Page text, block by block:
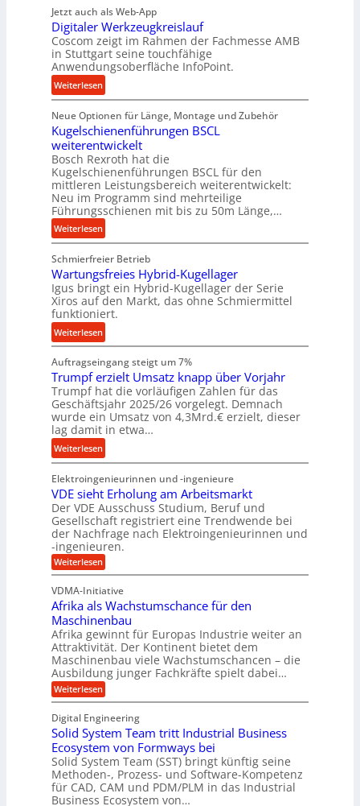
e
t
r
i
e
b
f
ü
r
r
a
u
e
U
m
g
e
b
u
n
g
n
Jetzt auch als Web-App
Digitaler Werkzeugkreislauf
Coscom zeigt im Rahmen der Fachmesse AMB
in Stuttgart seine touchfähige
Anwendungsoberfläche InfoPoint.
Weiterlesen:
D
i
g
i
t
a
e
r
W
z
e
g
k
r
e
i
s
l
a
u
f
Neue Optionen für Länge, Montage und Zubehör
Kugelschienenführungen BSCL
weiterentwickelt
Bosch Rexroth hat die
Kugelschienenführungen BSCL für den
mittleren Leistungsbereich weiterentwickelt:
Neu im Programm sind mehrteilige
Führungsschienen mit bis zu 50m Länge,…
Weiterlesen:
K
u
g
e
l
s
c
h
i
e
n
e
n
f
ü
u
n
g
e
n
B
S
C
L
w
e
i
t
e
r
e
n
t
w
i
Schmierfreier Betrieb
Wartungsfreies Hybrid-Kugellager
Igus bringt ein Hybrid-Kugellager der Serie
Xiros auf den Markt, das ohne Schmiermittel
funktioniert.
Weiterlesen:
W
a
r
t
u
n
g
s
r
e
i
e
s
H
y
b
r
i
d
-
K
u
g
e
l
l
a
g
e
Auftragseingang steigt um 7%
Trumpf erzielt Umsatz knapp über Vorjahr
Trumpf hat die vorläufigen Zahlen für das
Geschäftsjahr 2025/26 vorgelegt. Demnach
wurde ein Umsatz von 4,3Mrd.€ erzielt, dieser
lag damit in etwa…
Weiterlesen:
T
r
u
m
p
f
e
r
e
l
t
U
m
s
t
z
k
n
a
p
Elektroingenieurinnen und -ingenieure
VDE sieht Erholung am Arbeitsmarkt
Der VDE Ausschuss Studium, Beruf und
Gesellschaft registriert eine Trendwende bei
der Nachfrage nach Elektroingenieurinnen und
-ingenieuren.
Weiterlesen:
V
E
s
i
e
h
t
E
r
h
o
u
n
g
a
m
A
r
b
VDMA-Initiative
Afrika als Wachstumschance für den
Maschinenbau
Afrika gewinnt für Europas Industrie weiter an
Attraktivität. Der Kontinent bietet dem
Maschinenbau viele Wachstumschancen – die
Ausbildung junger Fachkräfte spielt dabei…
Weiterlesen:
A
r
i
k
a
a
s
W
Digital Engineering
Solid System Team tritt Industrial Business
Ecosystem von Formways bei
Solid System Team (SST) bringt künftig seine
Methoden-, Prozess- und Software-Kompetenz
für CAD, CAM und PDM/PLM in das Industrial
Business Ecosystem von…